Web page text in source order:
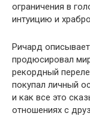
ограничения в
интуицию и
Ричард
продюсировал
рекордный
покупал личный
и как все это
отношениях с